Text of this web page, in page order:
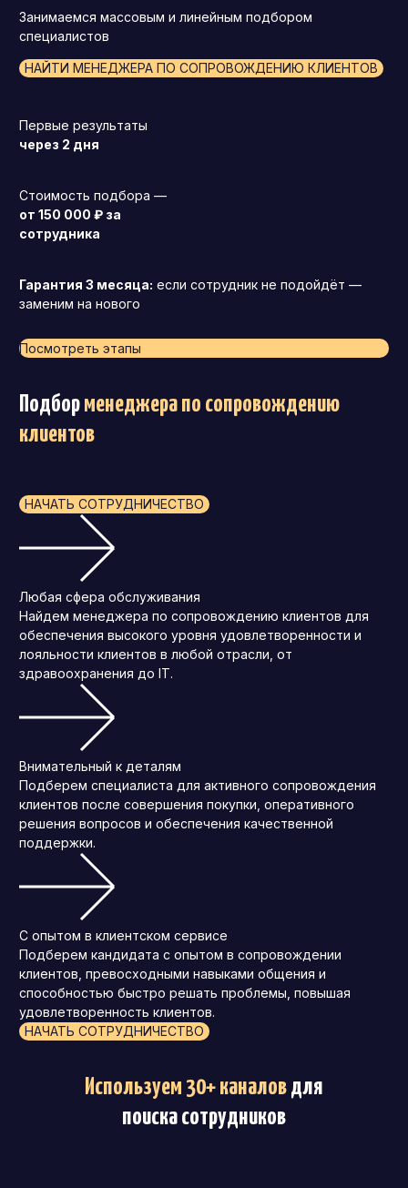
Занимаемся массовым и линейным подбором
специалистов
НАЙТИ МЕНЕДЖЕРА ПО СОПРОВОЖДЕНИЮ КЛИЕНТОВ
Первые результаты
через 2 дня
Стоимость подбора —
от 150 000 ₽ за
сотрудника
Гарантия 3 месяца: если сотрудник не подойдёт —
заменим на нового
Посмотреть этапы
Подборменеджера по сопровождению
клиентов
НАЧАТЬ СОТРУДНИЧЕСТВО
Любая сфера обслуживания
Найдем менеджера по сопровождению клиентов для
обеспечения высокого уровня удовлетворенности и
лояльности клиентов в любой отрасли, от
здравоохранения до IT.
Внимательный к деталям
Подберем специалиста для активного сопровождения
клиентов после совершения покупки, оперативного
решения вопросов и обеспечения качественной
поддержки.
С опытом в клиентском сервисе
Подберем кандидата с опытом в сопровождении
клиентов, превосходными навыками общения и
способностью быстро решать проблемы, повышая
удовлетворенность клиентов.
НАЧАТЬ СОТРУДНИЧЕСТВО
Используем 30+ каналовдля
поиска сотрудников